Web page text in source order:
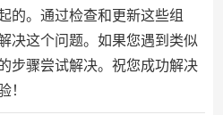
的。通过检查和更新这些组
决这个问题。如果您遇到类似
步骤尝试解决。祝您成功解决
！